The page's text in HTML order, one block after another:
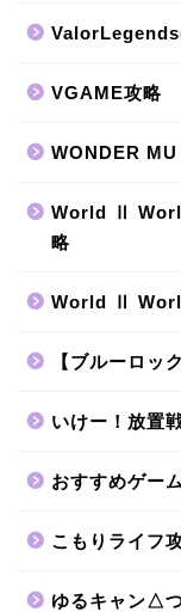
VGAME攻略
WONDER MU
World Ⅱ
略
World Ⅱ
【ブルーロ
いけー！放置
おすすめゲー
こもりライフ
ゆるキャン△